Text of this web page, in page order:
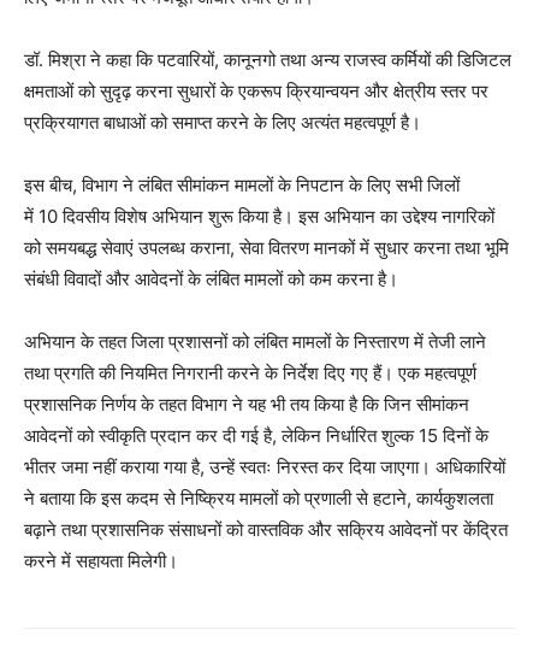
News Week
Magazine PRO
SUBSCRIBE NOW
Company
डॉ. मिश्रा ने कहा कि पटवारियों, कानूनगो तथा अन्य राजस्व कर्मियों की डिजिटल
क्षमताओं को सुदृढ़ करना सुधारों के एकरूप क्रियान्वयन और क्षेत्रीय स्तर पर
प्रक्रियागत बाधाओं को समाप्त करने के लिए अत्यंत महत्वपूर्ण है।
इस बीच, विभाग ने लंबित सीमांकन मामलों के निपटान के लिए सभी जिलों
में 10 दिवसीय विशेष अभियान शुरू किया है। इस अभियान का उद्देश्य नागरिकों
को समयबद्ध सेवाएं उपलब्ध कराना, सेवा वितरण मानकों में सुधार करना तथा भूमि
संबंधी विवादों और आवेदनों के लंबित मामलों को कम करना है।
अभियान के तहत जिला प्रशासनों को लंबित मामलों के निस्तारण में तेजी लाने
तथा प्रगति की नियमित निगरानी करने के निर्देश दिए गए हैं। एक महत्वपूर्ण
प्रशासनिक निर्णय के तहत विभाग ने यह भी तय किया है कि जिन सीमांकन
आवेदनों को स्वीकृति प्रदान कर दी गई है, लेकिन निर्धारित शुल्क 15 दिनों के
भीतर जमा नहीं कराया गया है, उन्हें स्वतः निरस्त कर दिया जाएगा। अधिकारियों
ने बताया कि इस कदम से निष्क्रिय मामलों को प्रणाली से हटाने, कार्यकुशलता
बढ़ाने तथा प्रशासनिक संसाधनों को वास्तविक और सक्रिय आवेदनों पर केंद्रित
करने में सहायता मिलेगी।